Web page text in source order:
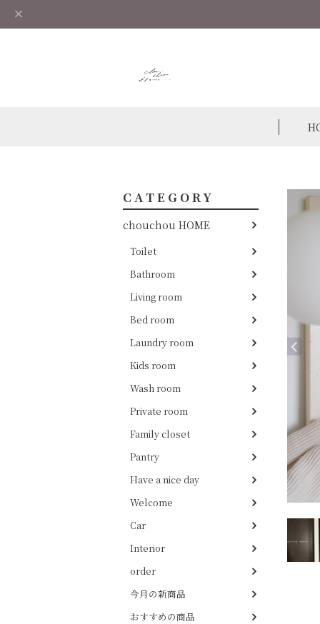
CATEGORY
chouchou HOME
Toilet
Bathroom
Living room
Bed room
Laundry room
Kids room
Wash room
Private room
Family closet
Pantry
Have a nice day
Welcome
Car
Interior
order
今月の新商品
おすすめの商品